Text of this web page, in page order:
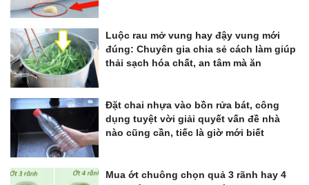
Luộc rau mở vung hay đậy vung mới
đúng: Chuyên gia chia sẻ cách làm giúp
thải sạch hóa chất, an tâm mà ăn
Đặt chai nhựa vào bồn rửa bát, công
dụng tuyệt vời giải quyết vấn đề nhà
nào cũng cần, tiếc là giờ mới biết
Mua ớt chuông chọn quả 3 rãnh hay 4